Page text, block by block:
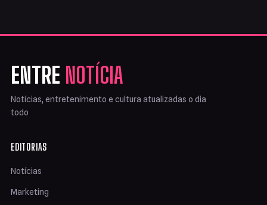
ENTRE NOTÍCIA
Notícias, entretenimento e cultura atualizadas o dia
todo
EDITORIAS
Notícias
Marketing